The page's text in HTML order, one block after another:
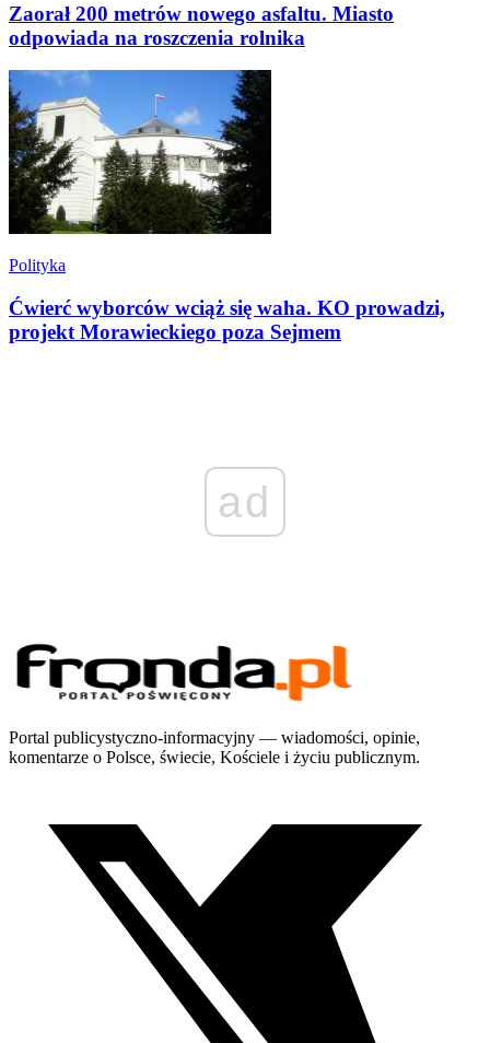
Zaorał 200 metrów nowego asfaltu. Miasto
odpowiada na roszczenia rolnika
Polityka
Ćwierć wyborców wciąż się waha. KO prowadzi,
projekt Morawieckiego poza Sejmem
ad
Portal publicystyczno-informacyjny — wiadomości, opinie,
komentarze o Polsce, świecie, Kościele i życiu publicznym.